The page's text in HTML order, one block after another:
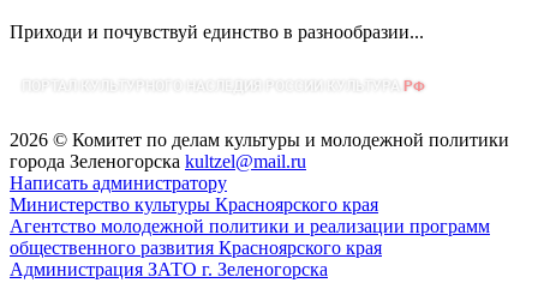
Приходи и почувствуй единство в разнообразии...
2026 © Комитет по делам культуры и молодежной политики
города Зеленогорска kultzel@mail.ru
Написать администратору
Министерство культуры Красноярского края
Агентство молодежной политики и реализации программ
общественного развития Красноярского края
Администрация ЗАТО г. Зеленогорска